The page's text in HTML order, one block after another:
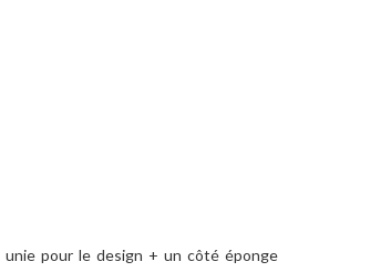
pour le design + un côté éponge